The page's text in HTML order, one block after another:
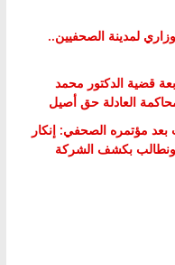
لمدينة الصحفيين..
قضية الدكتور محمد
العادلة حق أصيل
بعد مؤتمره الصحفي: إنكار
ونطالب بكشف الشركة